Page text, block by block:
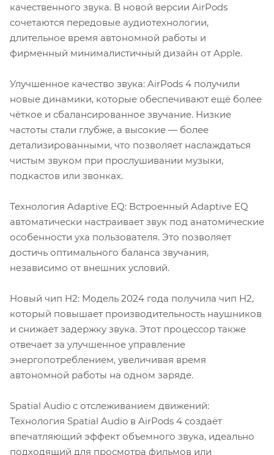
качественного звука. В новой версии AirPods
сочетаются передовые аудиотехнологии,
длительное время автономной работы и
фирменный минималистичный дизайн от Apple.
Улучшенное качество звука: AirPods 4 получили
новые динамики, которые обеспечивают ещё более
чёткое и сбалансированное звучание. Низкие
частоты стали глубже, а высокие — более
детализированными, что позволяет наслаждаться
чистым звуком при прослушивании музыки,
подкастов или звонках.
Технология Adaptive EQ: Встроенный Adaptive EQ
автоматически настраивает звук под анатомические
особенности уха пользователя. Это позволяет
достичь оптимального баланса звучания,
независимо от внешних условий.
Новый чип H2: Модель 2024 года получила чип H2,
который повышает производительность наушников
и снижает задержку звука. Этот процессор также
отвечает за улучшенное управление
энергопотреблением, увеличивая время
автономной работы на одном заряде.
Spatial Audio с отслеживанием движений:
Технология Spatial Audio в AirPods 4 создаёт
впечатляющий эффект объемного звука, идеально
подходящий для просмотра фильмов или